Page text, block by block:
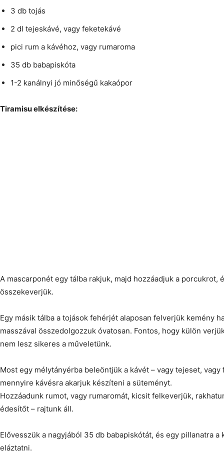
3 db tojás
2 dl tejeskávé, vagy feketekávé
pici rum a kávéhoz, vagy rumaroma
35 db babapiskóta
1-2 kanálnyi jó minőségű kakaópor
Tiramisu elkészítése:
A mascarponét egy tálba rakjuk, majd hozzáadjuk a porcukrot,
összekeverjük.
Egy másik tálba a tojások fehérjét alaposan felverjük kemény
masszával összedolgozzuk óvatosan. Fontos, hogy külön
nem lesz sikeres a műveletünk.
Most egy mélytányérba beleöntjük a kávét – vagy tejeset,
mennyire kávésra akarjuk készíteni a süteményt.
Hozzáadunk rumot, vagy rumaromát, kicsit felkeverjük,
édesítőt – rajtunk áll.
Elővesszük a nagyjából 35 db babapiskótát, és egy pillanatra a
eláztatni.